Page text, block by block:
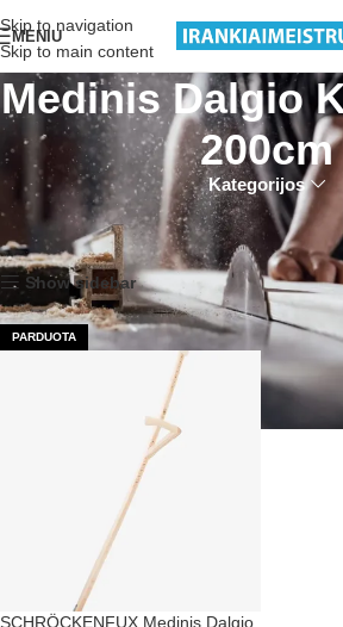
Skip to navigation
Skip to main content
MENIU
Medinis Dalgio
200cm
Kategorijos
Pradžia
Produktai su žymomis “Medinis
Rezultatų: 1
Show sidebar
PARDUOTA
SCHRÖCKENFUX Medinis Dalgio